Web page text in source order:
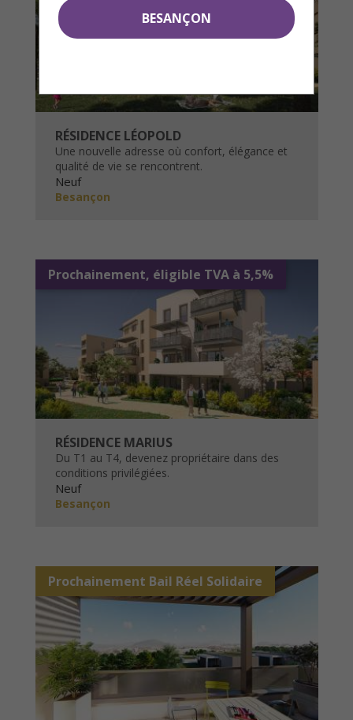
RÉSIDENCE LÉOPOLD
Une nouvelle adresse où confort, élégance et
qualité de vie se rencontrent.
Neuf
Besançon
Prochainement, éligible TVA à 5,5%
RÉSIDENCE MARIUS
Du T1 au T4, devenez propriétaire dans des
conditions privilégiées.
Neuf
Besançon
Prochainement Bail Réel Solidaire
BESANÇON